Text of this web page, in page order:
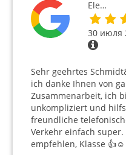
Ele…
30 июля
Sehr geehrtes
ich danke Ihnen von
Zusammenarbeit, ich
unkompliziert und
freundliche
Verkehr einfach
empfehlen, Klasse 👍☺️